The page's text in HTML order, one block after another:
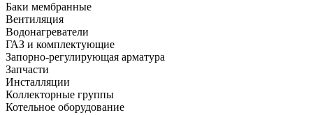
Баки мембранные
Вентиляция
Водонагреватели
ГАЗ и комплектующие
Запорно-регулирующая арматура
Запчасти
Инсталляции
Коллекторные группы
Котельное оборудование